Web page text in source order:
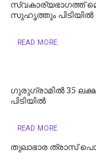
സ്വകാര്യഭാഗത്ത്
സുഹൃത്തും പിടിയിൽ
READ MORE
ഗുരുഗ്രാമിൽ 35
പിടിയില്‍
READ MORE
തുലാഭാര ത്രാസ്